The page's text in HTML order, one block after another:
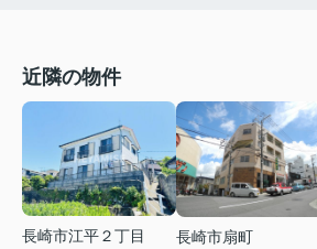
近隣の物件
長崎市江平２丁目
長崎市扇町